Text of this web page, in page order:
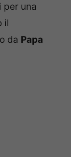
per una
il
da Papa